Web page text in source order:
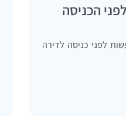
ימים לפני הכניסה
לפני כניסה לדירה